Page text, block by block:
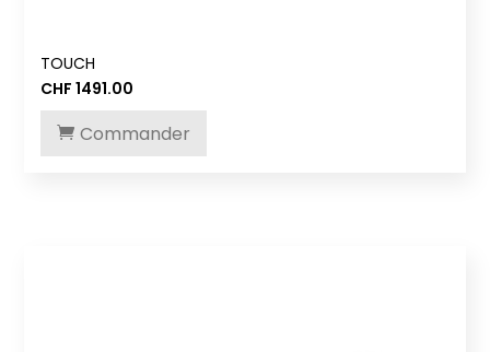
TOUCH
CHF 1491.00
Commander